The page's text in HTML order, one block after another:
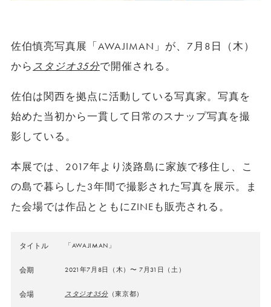
佐伯慎亮写真展「AWAJIMAN」が、7月8日（木）
からスタジオ35分で開催される。
佐伯は関西を拠点に活動している写真家。写真を
始めた当初から一貫して日常のスナップ写真を撮
影している。
本展では、2017年より淡路島に家族で移住し、 こ
の島で暮らした3年間で撮影された写真を展示。ま
た会場では作品とともにZINEも販売される。
タイトル 「AWAJIMAN」
会期 2021年7月8日（木）〜 7月31日（土）
会場 スタジオ35分（東京都）